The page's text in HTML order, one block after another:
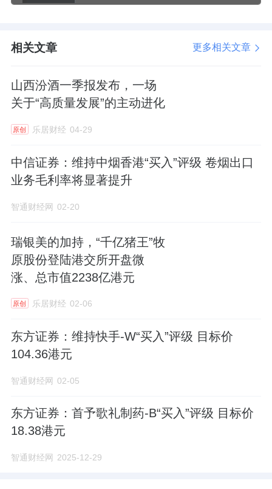
相关文章 更多相关文章
山西汾酒一季报发布，一场
关于“高质量发展”的主动进化
原创 乐居财经 04-29
中信证券：维持中烟香港“买入”评级 卷烟出口
业务毛利率将显著提升
智通财经网 02-20
瑞银美的加持，“千亿猪王”牧
原股份登陆港交所开盘微
涨、总市值2238亿港元
原创 乐居财经 02-06
东方证券：维持快手-W“买入”评级 目标价
104.36港元
智通财经网 02-05
东方证券：首予歌礼制药-B“买入”评级 目标价
18.38港元
智通财经网 2025-12-29